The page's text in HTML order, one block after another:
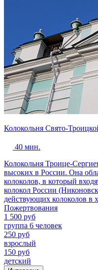
Колокольня Свято-
40 мин.
Колокольня Троице-
высоких в России. Она
колоколов, в который
колокол России
действующих колоколов в
Пожертвования
1 500 руб
группа 6 человек
250 руб
взрослый
150 руб
детский